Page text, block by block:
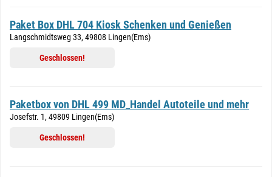
Paket Box DHL 704 Kiosk Schenken und Genießen
Langschmidtsweg 33, 49808 Lingen(Ems)
Geschlossen!
Paketbox von DHL 499 MD_Handel Autoteile und mehr
Josefstr. 1, 49809 Lingen(Ems)
Geschlossen!